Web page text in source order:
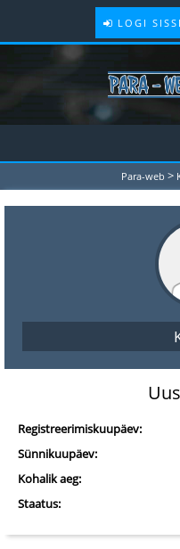
LOGI
Para-web >
Registreerimiskuupäev:
Sünnikuupäev:
Kohalik aeg:
Staatus: